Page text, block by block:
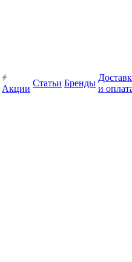
Акции
Статьи Бренды
и